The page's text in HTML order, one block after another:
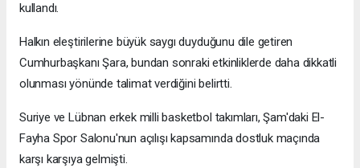
kullandı.
Halkın eleştirilerine büyük saygı duyduğunu dile getiren
Cumhurbaşkanı Şara, bundan sonraki etkinliklerde daha dikkatli
olunması yönünde talimat verdiğini belirtti.
Suriye ve Lübnan erkek milli basketbol takımları, Şam'daki El-
Fayha Spor Salonu'nun açılışı kapsamında dostluk maçında
karşı karşıya gelmişti.